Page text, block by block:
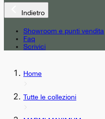
Indietro
Showroom e punti vendita
Faq
Scrivici
Home
Tutte le collezioni